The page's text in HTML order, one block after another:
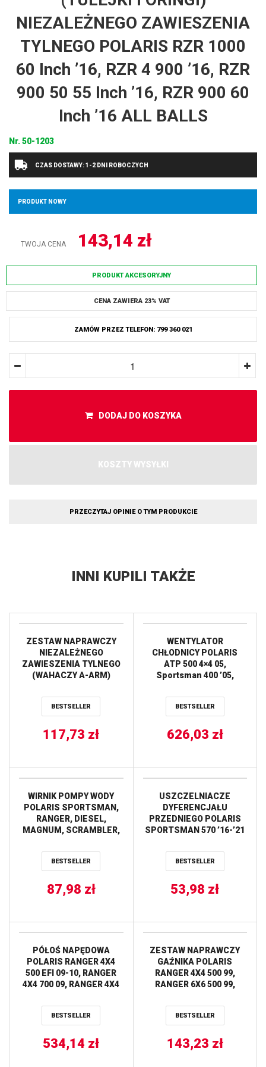
NIEZALEŻNEGO ZAWIESZENIA
TYLNEGO POLARIS RZR 1000
60 Inch ’16, RZR 4 900 ’16, RZR
900 50 55 Inch ’16, RZR 900 60
Inch ’16 ALL BALLS
Nr.50-1203
CZAS DOSTAWY: 1-2 DNI ROBOCZYCH
PRODUKT NOWY
TWOJA CENA 143,14 zł
PRODUKT AKCESORYJNY
CENA ZAWIERA 23% VAT
ZAMÓW PRZEZ TELEFON: 799 360 021
DODAJ DO KOSZYKA
KOSZTY WYSYŁKI
PRZECZYTAJ OPINIE O TYM PRODUKCIE
INNI KUPILI TAKŻE
ZESTAW NAPRAWCZY
NIEZALEŻNEGO
ZAWIESZENIA TYLNEGO
(WAHACZY A-ARM)
550/850XP (10) ALL
BALLS
BESTSELLER
117,73 zł
WENTYLATOR
CHŁODNICY POLARIS
ATP 500 4×4 05,
Sportsman 400 ’05,
ALL BALLS
BESTSELLER
626,03 zł
WIRNIK POMPY WODY
POLARIS SPORTSMAN,
RANGER, DIESEL,
MAGNUM, SCRAMBLER,
ALL BALLS
BESTSELLER
87,98 zł
USZCZELNIACZE
DYFERENCJAŁU
PRZEDNIEGO POLARIS
SPORTSMAN 570 ’16-’21
BESTSELLER
53,98 zł
PÓŁOŚ NAPĘDOWA
POLARIS RANGER 4X4
500 EFI 09-10, RANGER
4X4 700 09, RANGER 4X4
STRONG PRZÓD STRONA
LEWA PRAWA ALL BALLS
BESTSELLER
534,14 zł
ZESTAW NAPRAWCZY
GAŹNIKA POLARIS
RANGER 4X4 500 99,
RANGER 6X6 500 99,
98, XPLORER 500 97 ALL
BALLS
BESTSELLER
143,23 zł